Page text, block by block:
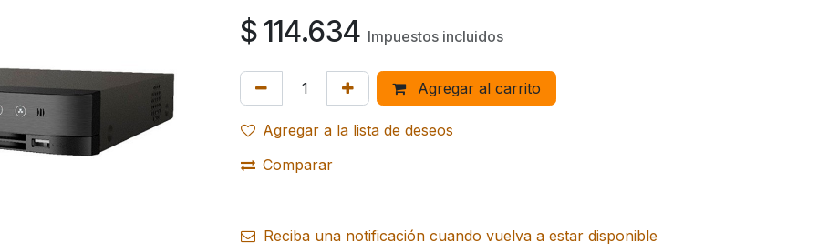
$114.634 Impuestos incluidos
Agregar al carrito
Agregar a la lista de deseos
Comparar
Reciba una notificación cuando vuelva a estar disponible